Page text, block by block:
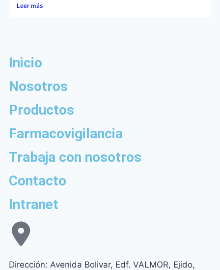
Leer más
Inicio
Nosotros
Productos
Farmacovigilancia
Trabaja con nosotros
Contacto
Intranet
Dirección: Avenida Bolivar, Edf. VALMOR, Ejido,